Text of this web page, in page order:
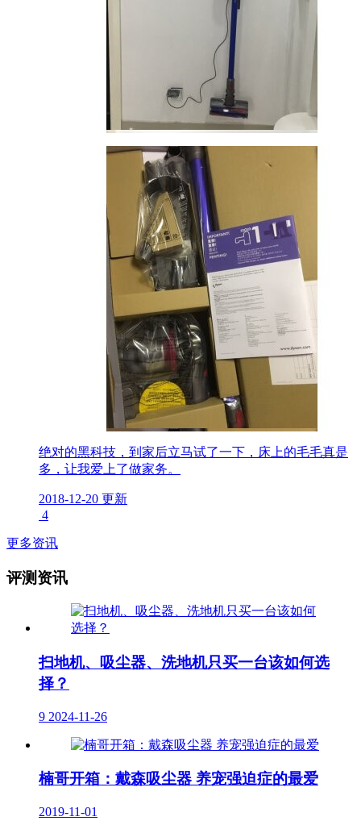
绝对的黑科技，到家后立马试了一下，床上的毛毛真是
多，让我爱上了做家务。
2018-12-20 更新
4
更多资讯
评测资讯
扫地机、吸尘器、洗地机只买一台该如何选
择？
9 2024-11-26
楠哥开箱：戴森吸尘器 养宠强迫症的最爱
2019-11-01